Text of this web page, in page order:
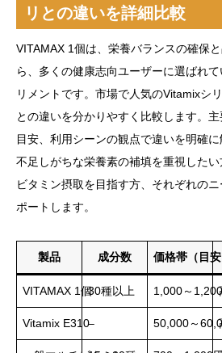
リとの違いを詳細比較
VITAMAX 1個は、栄養バランスの確保
ら、多くの健康志向ユーザーに選ばれ
リメントです。市場で人気のVitamixシ
との違いを分かりやすく比較します。
目安、利用シーンの観点で違いを明確
不足しがちな栄養素の補填を重視した
ビタミン摂取を目指す方、それぞれの
ポートします。
製品 成分数 価格帯（目
VITAMAX 1個30種以上 1,000～
Vitamix E310– 50,000～